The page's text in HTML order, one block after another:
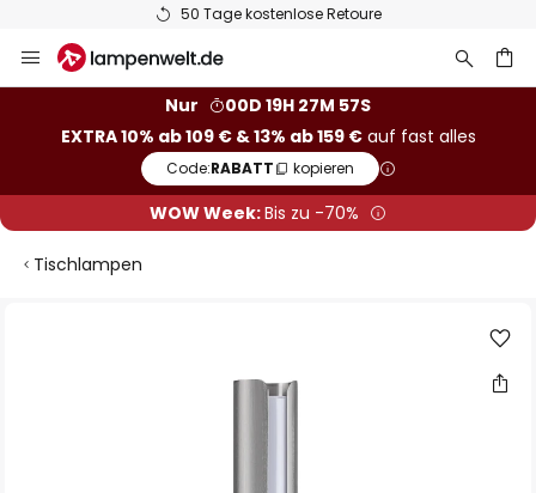
50 Tage kostenlose Retoure
Inhalt
Nur
00D 19H 27M 57S
EXTRA 10% ab 109 € & 13% ab 159 €auf fast alles
Code:RABATT kopieren
WOW Week:Bis zu -70%
Tischlampen